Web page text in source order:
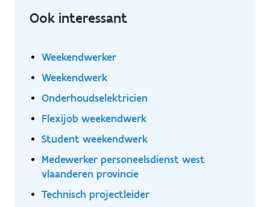
deskundig vervangen van onderdelen (lagers,
geleidingen, aandrijvingen, pompen).
Ook interessant
Weekendwerker
Weekendwerk
Onderhoudselektricien
Flexijob weekendwerk
Student weekendwerk
Medewerker personeelsdienst west
vlaanderen provincie
Technisch projectleider